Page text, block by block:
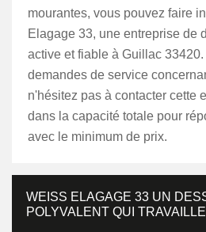
mourantes, vous pouvez faire
Elagage 33, une entreprise de
active et fiable à Guillac
demandes de service
n'hésitez pas à contacter cette
dans la capacité totale pour
avec le minimum de prix.
WEISS ELAGAGE 33 UN
POLYVALENT QUI